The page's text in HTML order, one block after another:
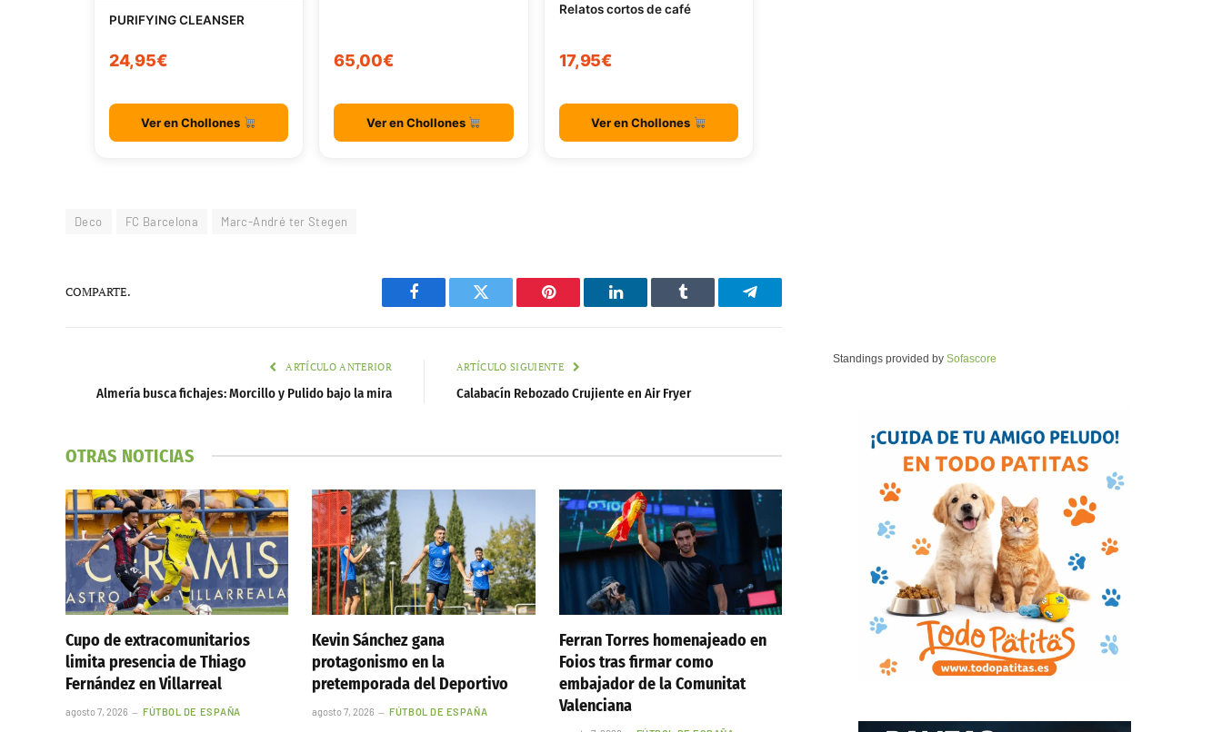
PURIFYING CLEANSER
24,95€
Ver en Chollones
65,00€
Ver en Chollones
Relatos cortos de café
17,95€
Ver en Chollones
Deco FC Barcelona Marc-André ter Stegen
COMPARTE.
Facebook Twitter Pinterest LinkedIn Tumblr Telegram
ARTÍCULO ANTERIOR
Almería busca fichajes: Morcillo y Pulido bajo la mira
ARTÍCULO SIGUIENTE
Calabacín Rebozado Crujiente en Air Fryer
OTRAS NOTICIAS
Cupo de extracomunitarios
limita presencia de Thiago
Fernández en Villarreal
agosto 7, 2026 FÚTBOL DE ESPAÑA
Kevin Sánchez gana
protagonismo en la
pretemporada del Deportivo
agosto 7, 2026 FÚTBOL DE ESPAÑA
Ferran Torres homenajeado en
Foios tras firmar como
embajador de la Comunitat
Valenciana
Standings provided by Sofascore